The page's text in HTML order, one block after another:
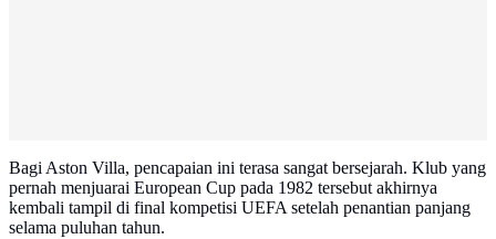
Bagi Aston Villa, pencapaian ini terasa sangat bersejarah. Klub yang
pernah menjuarai European Cup pada 1982 tersebut akhirnya
kembali tampil di final kompetisi UEFA setelah penantian panjang
selama puluhan tahun.